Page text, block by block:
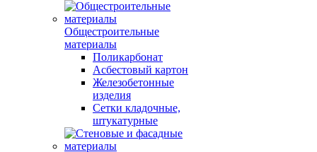
Общестроительные
материалы
Поликарбонат
Асбестовый картон
Железобетонные
изделия
Сетки кладочные,
штукатурные